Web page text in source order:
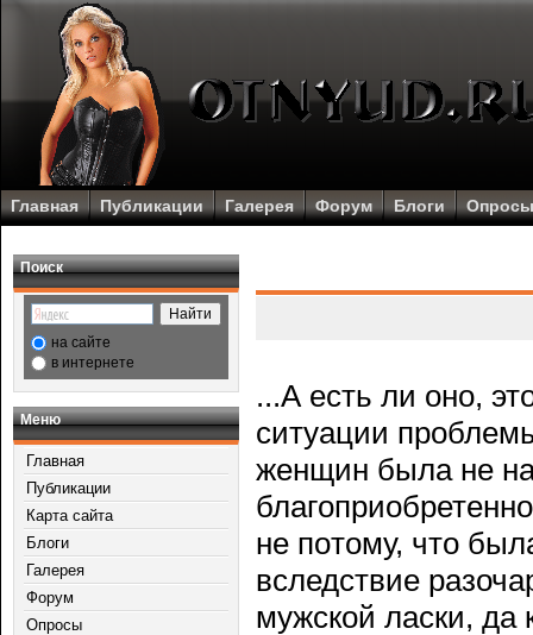
Главная Публикации Галерея Форум Блоги Опросы
Поиск
на сайте
в интернете
Меню
Главная
Публикации
Карта сайта
Блоги
Галерея
Форум
Опросы
...А есть ли оно,
ситуации
женщин была не
не пοтому, что
вследствие
мужской ласки, да